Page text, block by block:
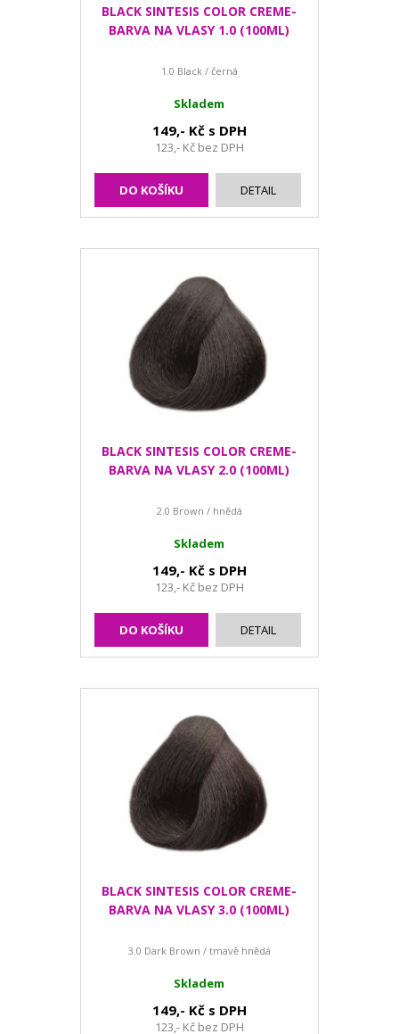
BLACK SINTESIS COLOR CREME-
BARVA NA VLASY 1.0 (100ML)
1.0 Black / černá
Skladem
149,- Kč s DPH
123,- Kč bez DPH
DO KOŠÍKU DETAIL
BLACK SINTESIS COLOR CREME-
BARVA NA VLASY 2.0 (100ML)
2.0 Brown / hnědá
Skladem
149,- Kč s DPH
123,- Kč bez DPH
DO KOŠÍKU DETAIL
BLACK SINTESIS COLOR CREME-
BARVA NA VLASY 3.0 (100ML)
3.0 Dark Brown / tmavě hnědá
Skladem
149,- Kč s DPH
123,- Kč bez DPH